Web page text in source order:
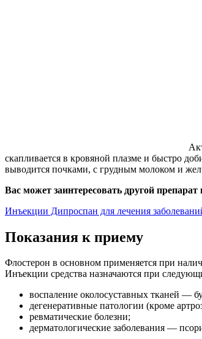
скапливается в кровяной плазме и быстро
выводится почками, с грудным молоком и
Вас может заинтересовать другой препарат
Инъекции Дипроспан для лечения
Показания к приему
Флостерон в основном применяется при
Инъекции средства назначаются при
воспаление околосуставных тканей —
дегенеративные патологии (кроме
ревматические болезни;
дерматологические заболевания —